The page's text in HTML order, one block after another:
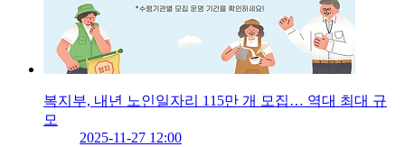
복지부, 내년 노인일자리 115만 개 모집… 역대 최대 규
모
2025-11-27 12:00